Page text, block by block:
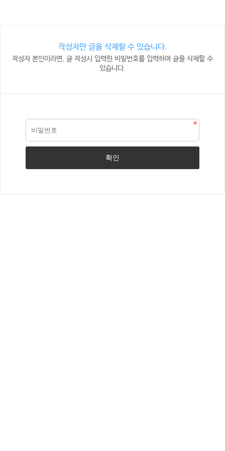
작성자만 글을 삭제할 수 있습니다.
작성자 본인이라면, 글 작성시 입력한 비밀번호를 입력하여 글을 삭제할 수
있습니다.